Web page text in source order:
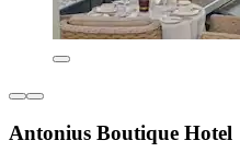
Antonius Boutique Hotel